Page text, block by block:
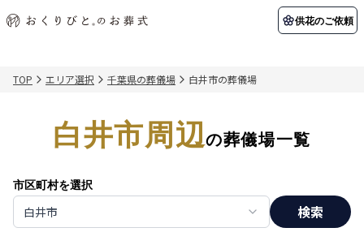
供花のご依頼
初めての方へ 納棺の儀とは？
アフターサポート
関東エリア
千葉県
北海道エリア
お客様の声
供花のご依頼
TOP エリア選択 千葉県の葬儀場 白井市の葬儀場
白井市周辺の葬儀場一覧
市区町村を選択
白井市 検索